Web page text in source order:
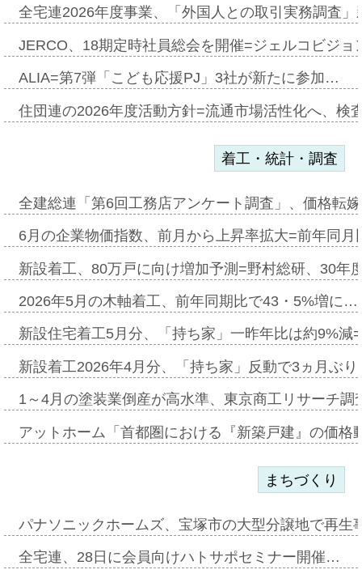
全宅連2026年度事業、「外国人との取引実務調査
JERCO、18期定時社員総会を開催=ジェルコビジ
ALIA=第7弾「こども応援PJ」3社が新たに参加…
住団連の2026年度活動方針=流通市場活性化へ、検
着工・統計・調査
全建総連「第6回工務店アンケート調査」、価格転
6月の企業物価指数、前月から上昇率拡大=前年同
新設着工、80万戸に向け増加予測=野村総研、30年
2026年5月の木軸着工、前年同期比で43・5%増に…
新設住宅着工5月分、「持ち家」一昨年比は約9%
新設着工2026年4月分、「持ち家」反動で3ヵ月ぶ
1～4月の塗装業倒産が高水準、東京商工リサーチ
アットホーム「首都圏における『新築戸建』の価
まちづくり
パナソニックホームズ、宝塚市の大型分譲地で再
全宅連、28日に会員向けハトサポセミナー開催…